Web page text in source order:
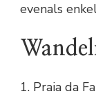
evenals
1. Praia da